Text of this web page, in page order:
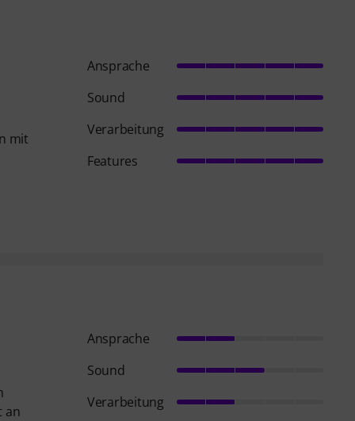
mit
Ansprache
Sound
Verarbeitung
Features
an
Ansprache
Sound
Verarbeitung